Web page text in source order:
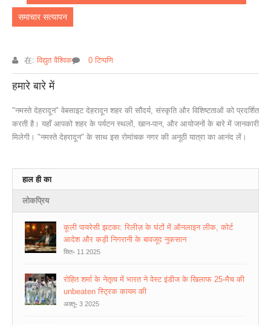
समाचार सत्यापन
在: विद्युत वैश्विक 0 टिप्पणि
हमारे बारे में
"नमस्ते देहरादून" वेबसाइट देहरादून शहर की सौंदर्य, संस्कृति और विशिष्टताओं को प्रदर्शित
करती है। यहाँ आपको शहर के पर्यटन स्थलों, खान-पान, और आयोजनों के बारे में जानकारी
मिलेगी। "नमस्ते देहरादून" के साथ इस रोमांचक नगर की अनूठी यात्रा का आनंद लें।
हाल ही का
लोकप्रिय
कूली पायरेसी झटका: रिलीज़ के घंटों में ऑनलाइन लीक, कोर्ट
आदेश और कड़ी निगरानी के बावजूद नुकसान
सित॰ 11 2025
रोहित शर्मा के नेतृत्व में भारत ने वेस्ट इंडीज के खिलाफ 25‑मैच की
unbeaten स्ट्रिक कायम की
अक्तू॰ 3 2025